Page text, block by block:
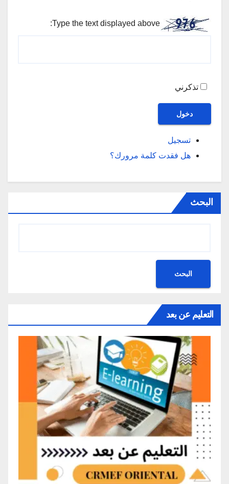
Type the text displayed above:
تذكرني
دخول
تسجيل
هل فقدت كلمة مرورك؟
البحث
البحث
التعليم عن بعد